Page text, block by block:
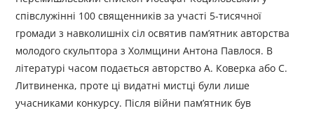
співслужінні 100 священників за участі 5-тисячної
громади з навколишніх сіл освятив пам’ятник авторства
молодого скульптора з Холмщини Антона Павлося. В
літературі часом подається авторство А. Коверка або С.
Литвиненка, проте ці видатні мистці були лише
учасниками конкурсу. Після війни пам’ятник був